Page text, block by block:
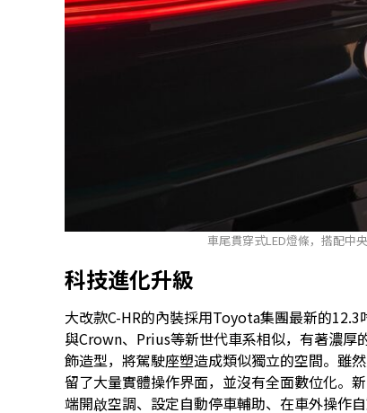
車尾貫穿式LED燈條，搭配中
科技進化升級
大改款C-HR的內裝採用Toyota集團最新的
與Crown、Prius等新世代車系相似，有著濃厚
飾造型，將駕駛座塑造成類似獨立的空間。雖
留了大量實體操作界面，並沒有全面數位化。
端開啟空調、設定自動停車輔助、在車外操作